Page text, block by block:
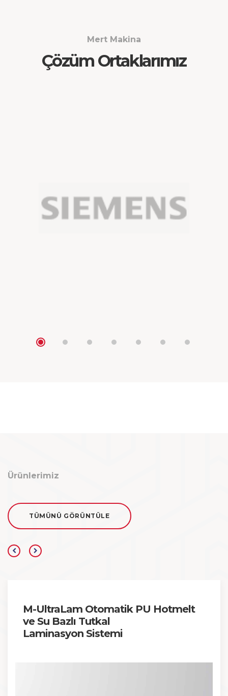
Mert Makina
Çözüm Ortaklarımız
Ürünlerimiz
TÜMÜNÜ GÖRÜNTÜLE
M-UltraLam Otomatik PU Hotmelt
ve Su Bazlı Tutkal
Laminasyon Sistemi